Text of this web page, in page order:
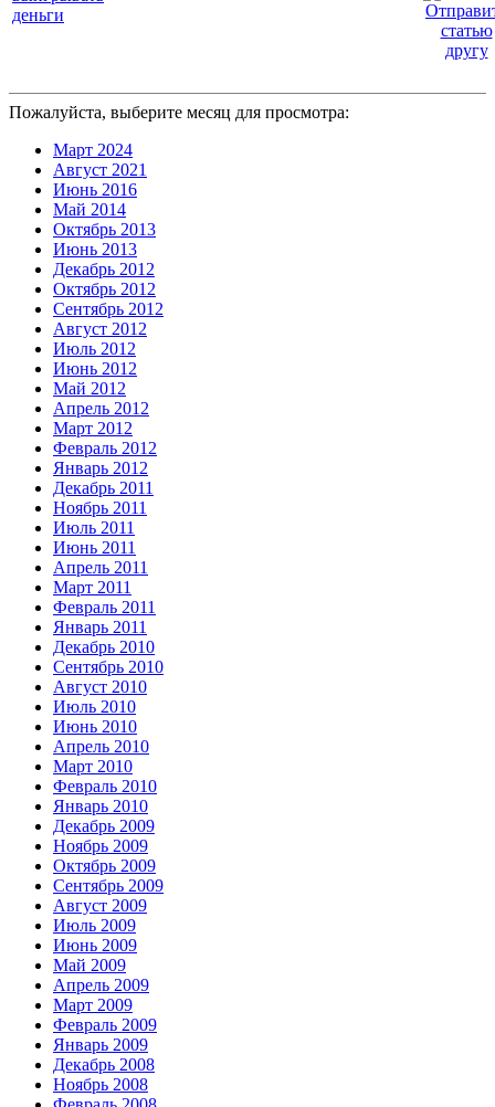
деньги
Пожалуйста, выберите месяц для просмотра:
Март 2024
Август 2021
Июнь 2016
Май 2014
Октябрь 2013
Июнь 2013
Декабрь 2012
Октябрь 2012
Сентябрь 2012
Август 2012
Июль 2012
Июнь 2012
Май 2012
Апрель 2012
Март 2012
Февраль 2012
Январь 2012
Декабрь 2011
Ноябрь 2011
Июль 2011
Июнь 2011
Апрель 2011
Март 2011
Февраль 2011
Январь 2011
Декабрь 2010
Сентябрь 2010
Август 2010
Июль 2010
Июнь 2010
Апрель 2010
Март 2010
Февраль 2010
Январь 2010
Декабрь 2009
Ноябрь 2009
Октябрь 2009
Сентябрь 2009
Август 2009
Июль 2009
Июнь 2009
Май 2009
Апрель 2009
Март 2009
Февраль 2009
Январь 2009
Декабрь 2008
Ноябрь 2008